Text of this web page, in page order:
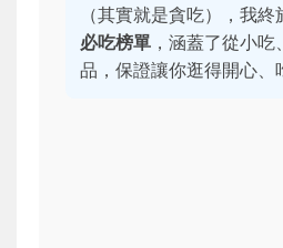
（其實就是貪吃），我
必吃榜單，涵蓋了從小吃
品，保證讓你逛得開心、